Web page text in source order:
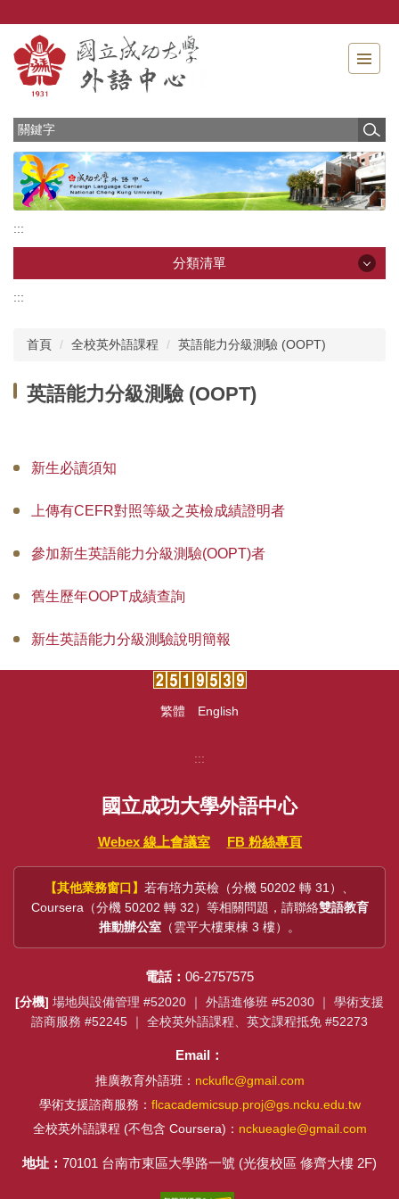
主
要
區
:::
分類清單
最新消息
中心介紹
教學設施
場地借用
全校英外語課程
推廣教育外語進修班
學術支援諮商服務
大學雙語教師專業發展中心(EMI PD CENTER)
:::
首頁 全校英外語課程 英語能力分級測驗 (OOPT)
英語能力分級測驗 (OOPT)
新生必讀須知
上傳有CEFR對照等級之英檢成績證明者
參加新生英語能力分級測驗(OOPT)者
舊生歷年OOPT成績查詢
新生英語能力分級測驗說明簡報
繁體 English
:::
國立成功大學外語中心
Webex 線上會議室 FB 粉絲專頁
【其他業務窗口】 若有培力英檢（分機 50202 轉 31）、
Coursera（分機 50202 轉 32）等相關問題，請聯絡雙語教育
推動辦公室 （雲平大樓東棟 3 樓）。
電話： 06-2757575
[分機] 場地與設備管理 #52020 ｜ 外語進修班 #52030 ｜ 學術支援
諮商服務 #52245 ｜ 全校英外語課程、英文課程抵免 #52273
Email：
推廣教育外語班： nckuflc@gmail.com
學術支援諮商服務： flcacademicsup.proj@gs.ncku.edu.tw
全校英外語課程 (不包含 Coursera)： nckueagle@gmail.com
地址： 70101 台南市東區大學路一號 (光復校區 修齊大樓 2F)